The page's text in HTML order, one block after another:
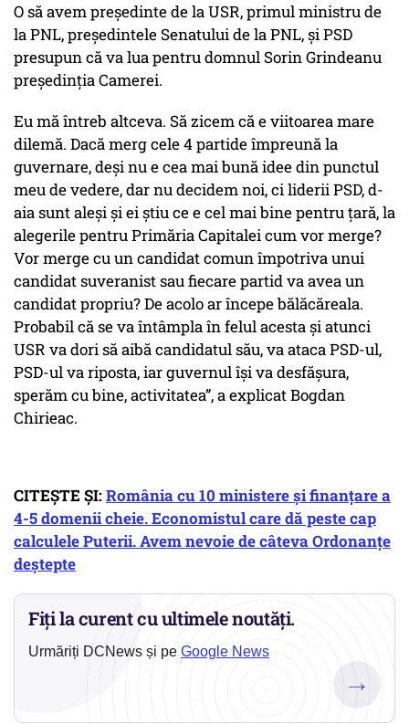
O să avem președinte de la USR, primul ministru de
la PNL, președintele Senatului de la PNL, și PSD
presupun că va lua pentru domnul Sorin Grindeanu
președinția Camerei.
Eu mă întreb altceva. Să zicem că e viitoarea mare
dilemă. Dacă merg cele 4 partide împreună la
guvernare, deși nu e cea mai bună idee din punctul
meu de vedere, dar nu decidem noi, ci liderii PSD, d-
aia sunt aleși și ei știu ce e cel mai bine pentru țară, la
alegerile pentru Primăria Capitalei cum vor merge?
Vor merge cu un candidat comun împotriva unui
candidat suveranist sau fiecare partid va avea un
candidat propriu? De acolo ar începe bălăcăreala.
Probabil că se va întâmpla în felul acesta și atunci
USR va dori să aibă candidatul său, va ataca PSD-ul,
PSD-ul va riposta, iar guvernul își va desfășura,
sperăm cu bine, activitatea”, a explicat Bogdan
Chirieac.
CITEȘTE ȘI:România cu 10 ministere și finanțare a
4-5 domenii cheie. Economistul care dă peste cap
calculele Puterii. Avem nevoie de câteva Ordonanțe
deștepte
Fiți la curent cu ultimele noutăți.
Urmăriți DCNews și pe Google News
→